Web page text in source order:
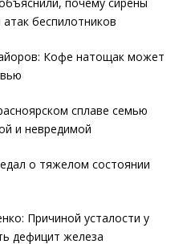
почему сирены
беспилотников
Кофе натощак может
сплаве семью
и невредимой
о тяжелом состоянии
Причиной усталости у
дефицит железа